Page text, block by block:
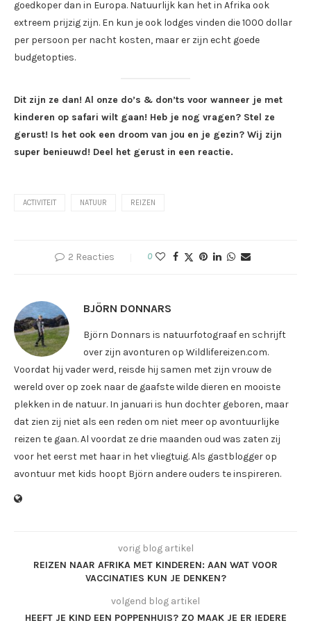
goedkoper dan in Europa. Natuurlijk kan het in Afrika ook
extreem prijzig zijn. En kun je ook lodges vinden die 1000 dollar
per persoon per nacht kosten, maar er zijn echt goede
budgetopties.
Dit zijn ze dan! Al onze do’s & don’ts voor wanneer je met
kinderen op safari wilt gaan! Heb je nog vragen? Stel ze
gerust! Is het ook een droom van jou en je gezin? Wij zijn
super benieuwd! Deel het gerust in een reactie.
ACTIVITEIT NATUUR REIZEN
2 Reacties 0
BJÖRN DONNARS
Björn Donnars is natuurfotograaf en schrijft
over zijn avonturen op Wildlifereizen.com.
Voordat hij vader werd, reisde hij samen met zijn vrouw de
wereld over op zoek naar de gaafste wilde dieren en mooiste
plekken in de natuur. In januari is hun dochter geboren, maar
dat zien zij niet als een reden om niet meer op avontuurlijke
reizen te gaan. Al voordat ze drie maanden oud was zaten zij
voor het eerst met haar in het vliegtuig. Als gastblogger op
avontuur met kids hoopt Björn andere ouders te inspireren.
vorig blog artikel
REIZEN NAAR AFRIKA MET KINDEREN: AAN WAT VOOR
VACCINATIES KUN JE DENKEN?
volgend blog artikel
HEEFT JE KIND EEN POPPENHUIS? ZO MAAK JE ER IEDERE